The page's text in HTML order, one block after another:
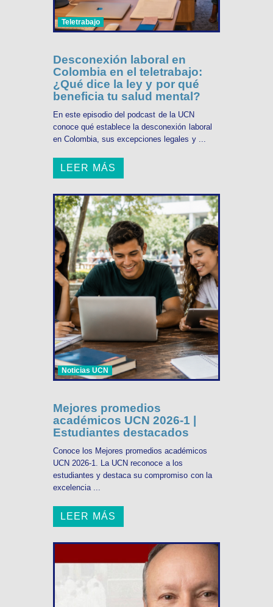
Teletrabajo
Desconexión laboral en
Colombia en el teletrabajo:
¿Qué dice la ley y por qué
beneficia tu salud mental?
En este episodio del podcast de la UCN
conoce qué establece la desconexión laboral
en Colombia, sus excepciones legales y ...
LEER MÁS
Noticias UCN
Mejores promedios
académicos UCN 2026-1 |
Estudiantes destacados
Conoce los Mejores promedios académicos
UCN 2026-1. La UCN reconoce a los
estudiantes y destaca su compromiso con la
excelencia ...
LEER MÁS